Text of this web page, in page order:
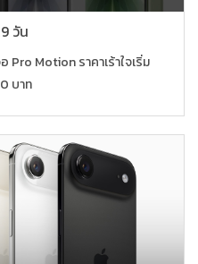
วัน
Pro Motion ราคาเร้าใจเริ่ม
บาท